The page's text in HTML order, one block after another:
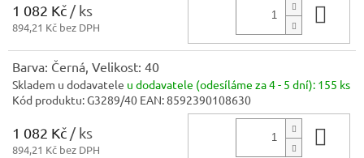
1 082 Kč / ks
894,21 Kč bez DPH
Barva: Černá, Velikost: 40
Skladem u dodavatele u dodavatele (odesíláme za 4 - 5 dní): 155 ks
Kód produktu:G3289/40 EAN:8592390108630
1 082 Kč / ks
894,21 Kč bez DPH